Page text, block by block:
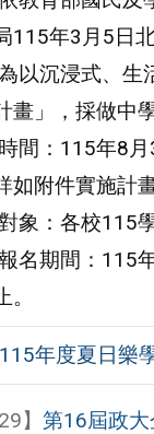
115年3月5日
以沉浸式、生
畫」，採做中
間：115年8
如附件實施計畫
象：各校115
名期間：115
115年度夏日樂
】第16屆政